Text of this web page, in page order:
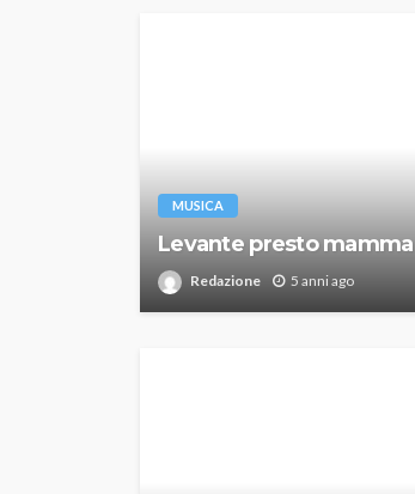
MUSICA
Levante presto mamma
Redazione 5 anni ago